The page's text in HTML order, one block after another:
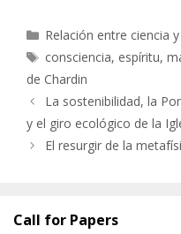
Categorías
Relación entre ciencia
Etiquetas
consciencia, espíritu,
de Chardin
La sostenibilidad, la
y el giro ecológico de la
El resurgir de la
Call for Papers